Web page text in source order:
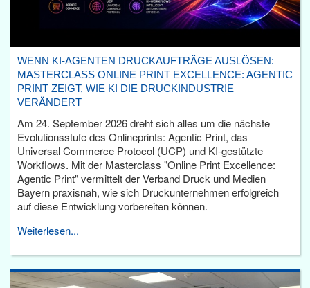
WENN KI-AGENTEN DRUCKAUFTRÄGE AUSLÖSEN:
MASTERCLASS ONLINE PRINT EXCELLENCE: AGENTIC
PRINT ZEIGT, WIE KI DIE DRUCKINDUSTRIE
VERÄNDERT
Am 24. September 2026 dreht sich alles um die nächste
Evolutionsstufe des Onlineprints: Agentic Print, das
Universal Commerce Protocol (UCP) und KI-gestützte
Workflows. Mit der Masterclass "Online Print Excellence:
Agentic Print" vermittelt der Verband Druck und Medien
Bayern praxisnah, wie sich Druckunternehmen erfolgreich
auf diese Entwicklung vorbereiten können.
Weiterlesen...